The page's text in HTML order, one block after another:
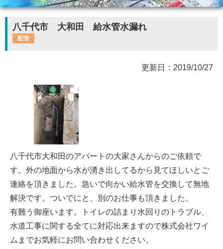
八千代市 大和田 給水管水漏れ
配管
更新日：2019/10/27
八千代市大和田のアパートの大家さんからのご依頼で
す。外の地面から水が湧き出してるから見てほしいとご
連絡を頂きました。急いで向かい給水管を交換して無地
解決です。ついでにと、別のお仕事も頂きました。
有難う御座います。トイレの詰まり水回りのトラブル、
水道工事に関する全てに対応出来ますので株式会社ワイ
ムまでお気軽にお問い合わせください。